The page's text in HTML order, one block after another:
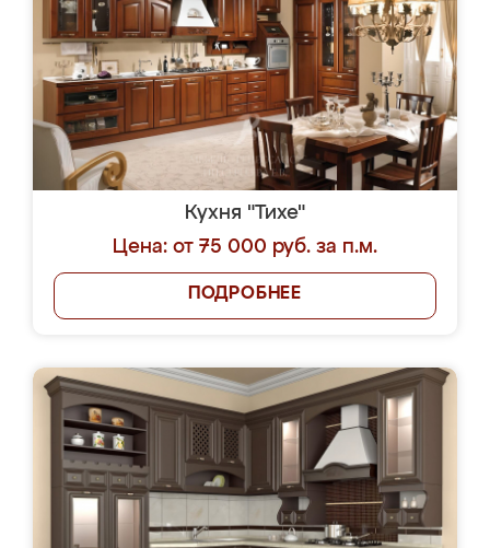
Кухня "Тихе"
Цена: от 75 000 руб. за п.м.
ПОДРОБНЕЕ